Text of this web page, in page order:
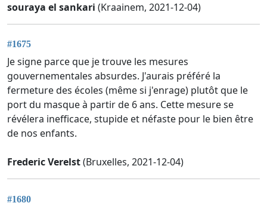
souraya el sankari (Kraainem, 2021-12-04)
#1675
Je signe parce que je trouve les mesures
gouvernementales absurdes. J'aurais préféré la
fermeture des écoles (même si j'enrage) plutôt que le
port du masque à partir de 6 ans. Cette mesure se
révélera inefficace, stupide et néfaste pour le bien être
de nos enfants.
Frederic Verelst(Bruxelles, 2021-12-04)
#1680